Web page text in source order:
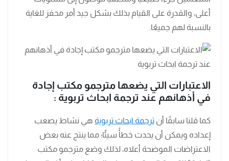
أعلى، والقدرة على القيام بذلك بشكل جيد أمر محفز للغاية
بالنسبة لهم جميعًا.
الاعتبارات التي يضعها مترجمو مكتب إجادة
في أذهانهم عند ترجمة ابحاث تربوية :
كما قلنا سابقًا أن ترجمة ابحاث تربوية هي نشاط يصعب
إعداده ويمكن أن يحدث خطأً سيئًا؛ مما ينتج عنه بعض
الاعتراضات الموضحة أعلاه، لذلك وضع مترجمو مكتب